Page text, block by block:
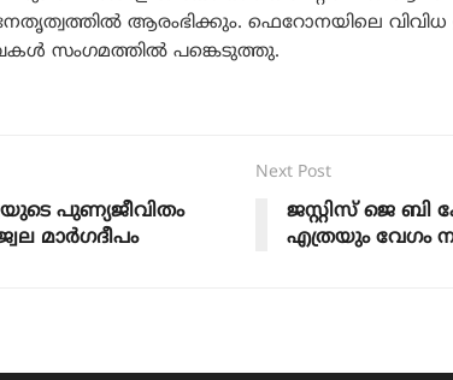
നേതൃത്വത്തിൽ ആരംഭിക്കും. ഫെറോനയിലെ
സംഗമത്തിൽ പങ്കെടുത്തു.
പുണ്യജീവിതം
മാര്‍ഗദീപം
Next Post
ജസ്റ്റിസ് ജെ ബി
എത്രയും വേഗം